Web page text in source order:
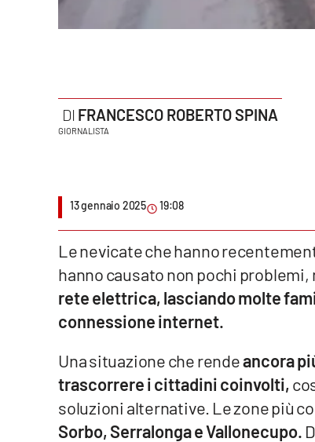
Parchi Marini Calabria
Imprese Di Calabria
Le perfidie di Antonella Grippo
Venti di comunicazione
Streaming
LaC Network
FRANCESCO ROBERTO SPINA
GIORNALISTA
13 gennaio 2025 19:08
Le nevicate che hanno
hanno causato non pochi
rete elettrica, lasciando molte
connessione internet.
Una situazione che rendeancora
trascorrere i cittadini coinvolti,
soluzioni alternative. Le zone più
Sorbo, Serralonga e Vallonecupo.